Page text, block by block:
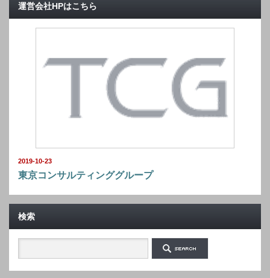
運営会社HPはこちら
2019-10-23
東京コンサルティンググループ
検索